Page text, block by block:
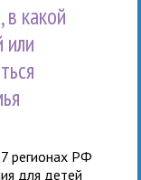
какой
или
регионах РФ
для детей